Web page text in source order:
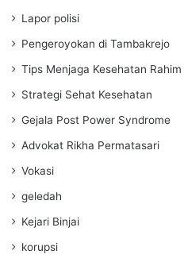
Lapor polisi
Pengeroyokan di Tambakrejo
Tips Menjaga Kesehatan Rahim
Strategi Sehat Kesehatan
Gejala Post Power Syndrome
Advokat Rikha Permatasari
Vokasi
geledah
Kejari Binjai
korupsi